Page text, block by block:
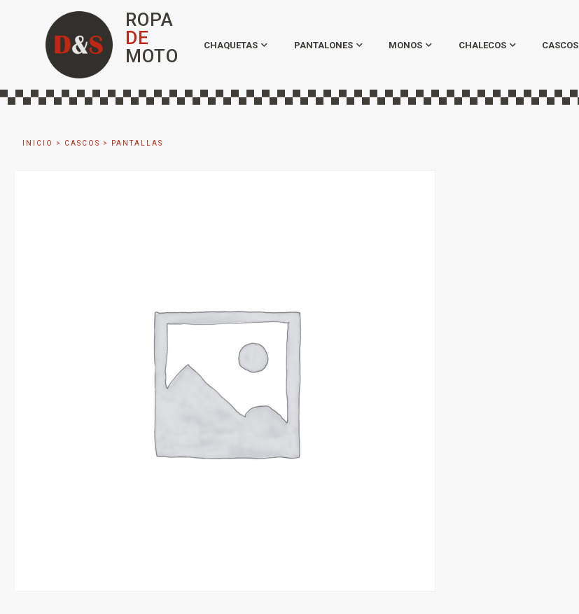
ROPA
DE
MOTO
CHAQUETAS PANTALONES MONOS CHALECOS CASCOS
INICIO > CASCOS > PANTALLAS